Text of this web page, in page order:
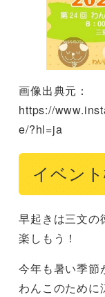
画像出典元：
https://
e/?hl=ja
イベン
早起きは三文の
楽しもう！
今年も暑い季節
わんこのために